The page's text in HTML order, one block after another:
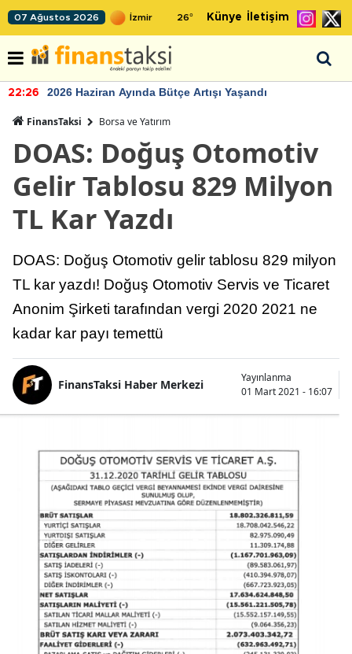
07 Ağustos 2026 26° Künye İletişim
22:26 2026 Haziran Ayında Bütçe Artışı Yaşandı
FinansTaksi Borsa ve Yatırım
DOAS: Doğuş Otomotiv
Gelir Tablosu 829 Milyon
TL Kar Yazdı
DOAS: Doğuş Otomotiv gelir tablosu 829 milyon
TL kar yazdı! Doğuş Otomotiv Servis ve Ticaret
Anonim Şirketi tarafından vergi 2020 2021 ne
kadar kar payı temettü
FinansTaksi Haber Merkezi
Yayınlanma
01 Mart 2021 - 16:07